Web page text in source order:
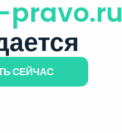
СЕЙЧАС